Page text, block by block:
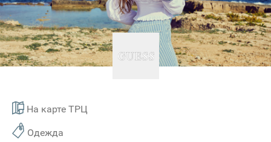
На карте ТРЦ
Одежда